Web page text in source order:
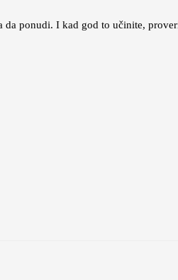
ponudi. I kad god to učinite,